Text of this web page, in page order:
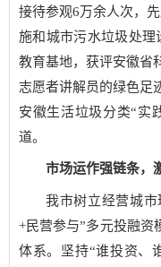
接待参观6万余人次，
施和城市污水垃圾处理
教育基地，获评安徽省
志愿者讲解员的绿色足
安徽生活垃圾分类“实
道。
市场运作强链条，
我市树立经营城
+民营参与”多元投融资
体系。坚持“谁投资、